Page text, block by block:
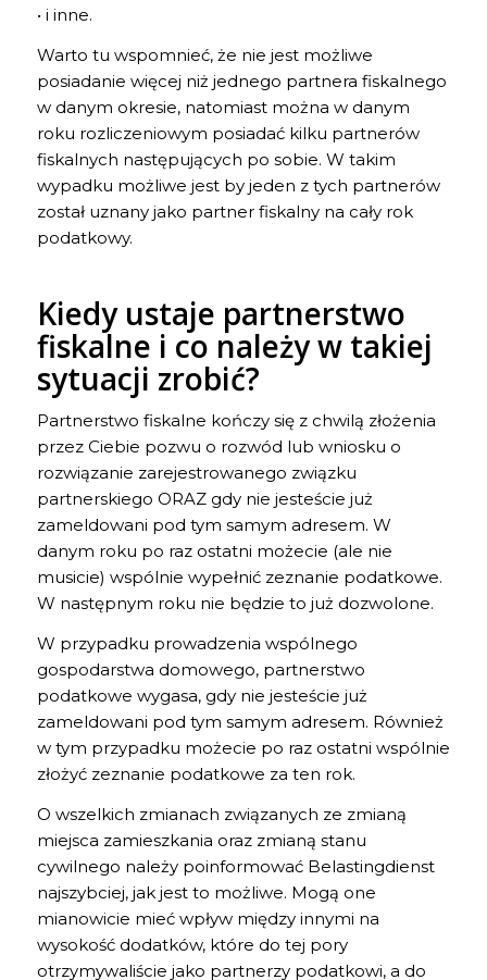
• i inne.
Warto tu wspomnieć, że nie jest możliwe
posiadanie więcej niż jednego partnera fiskalnego
w danym okresie, natomiast można w danym
roku rozliczeniowym posiadać kilku partnerów
fiskalnych następujących po sobie. W takim
wypadku możliwe jest by jeden z tych partnerów
został uznany jako partner fiskalny na cały rok
podatkowy.
Kiedy ustaje partnerstwo
fiskalne i co należy w takiej
sytuacji zrobić?
Partnerstwo fiskalne kończy się z chwilą złożenia
przez Ciebie pozwu o rozwód lub wniosku o
rozwiązanie zarejestrowanego związku
partnerskiego ORAZ gdy nie jesteście już
zameldowani pod tym samym adresem. W
danym roku po raz ostatni możecie (ale nie
musicie) wspólnie wypełnić zeznanie podatkowe.
W następnym roku nie będzie to już dozwolone.
W przypadku prowadzenia wspólnego
gospodarstwa domowego, partnerstwo
podatkowe wygasa, gdy nie jesteście już
zameldowani pod tym samym adresem. Również
w tym przypadku możecie po raz ostatni wspólnie
złożyć zeznanie podatkowe za ten rok.
O wszelkich zmianach związanych ze zmianą
miejsca zamieszkania oraz zmianą stanu
cywilnego należy poinformować Belastingdienst
najszybciej, jak jest to możliwe. Mogą one
mianowicie mieć wpływ między innymi na
wysokość dodatków, które do tej pory
otrzymywaliście jako partnerzy podatkowi, a do